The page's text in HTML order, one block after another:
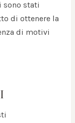
sono stati
di ottenere la
di motivi